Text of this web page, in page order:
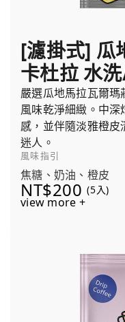
[濾掛式] 瓜
卡杜拉 水
嚴選瓜地馬拉瓦爾瑪
風味乾淨細緻。中
感，並伴隨淡雅橙
迷人。
風味指引
焦糖、奶油、橙皮
NT$200 (5入)
view more +